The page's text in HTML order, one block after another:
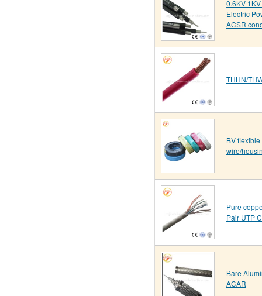
0.6KV
Electric
ACSR
THHN/
BV
wire/
Pure
Pair UTP
Bare
ACAR